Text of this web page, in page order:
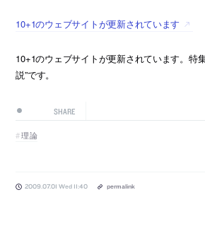
10+1のウェブサイトが更新されています
10+1のウェブサイトが更新されています。特
説”です。
SHARE
理論
2009.07.01 Wed 11:40 permalink